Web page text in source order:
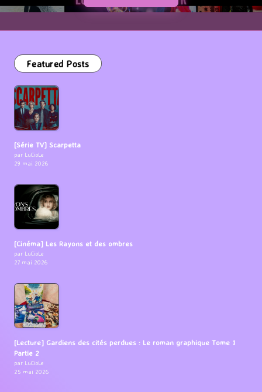
Featured Posts
[Série TV] Scarpetta
par LuCioLe
29 mai 2026
[Cinéma] Les Rayons et des ombres
par LuCioLe
27 mai 2026
[Lecture] Gardiens des cités perdues : Le roman graphique Tome 1
Partie 2
par LuCioLe
25 mai 2026